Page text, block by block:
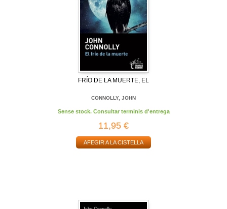
FRÍO DE LA MUERTE, EL
CONNOLLY, JOHN
Sense stock. Consultar terminis d'entrega
11,95 €
AFEGIR A LA CISTELLA